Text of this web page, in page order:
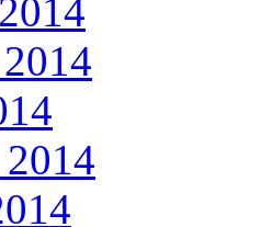
2014